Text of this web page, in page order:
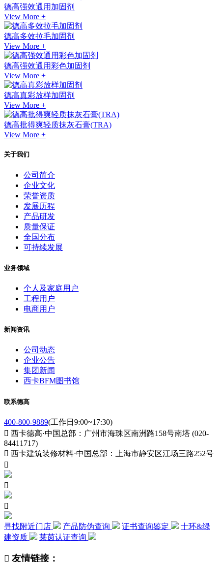
德高强效通用加固剂
View More +
德高多效拉毛加固剂
View More +
德高强效通用彩色加固剂
View More +
德高真彩放样加固剂
View More +
德高批得爽轻质抹灰石膏(TRA)
View More +
关于我们
公司简介
企业文化
荣誉资质
发展历程
产品研发
质量保证
全国分布
可持续发展
业务领域
个人及家庭用户
工程用户
电商用户
新闻资讯
公司动态
企业公告
集团新闻
西卡BFM图书馆
联系德高
400-800-9889(工作日9:00~17:30)
 西卡德高·中国总部：广州市海珠区南洲路158号南塔 (020-
84411717)
 西卡建筑装修材料·中国总部：上海市静安区江场三路252号



寻找附近门店 产品防伪查询 证书查询鉴定
十环&绿
建资质
莱茵认证查询
 友情链接：